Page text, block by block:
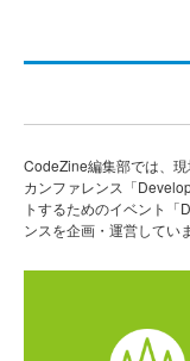
CodeZine編集部では、
カンファレンス「
トするためのイベント
ンスを企画・運営していま